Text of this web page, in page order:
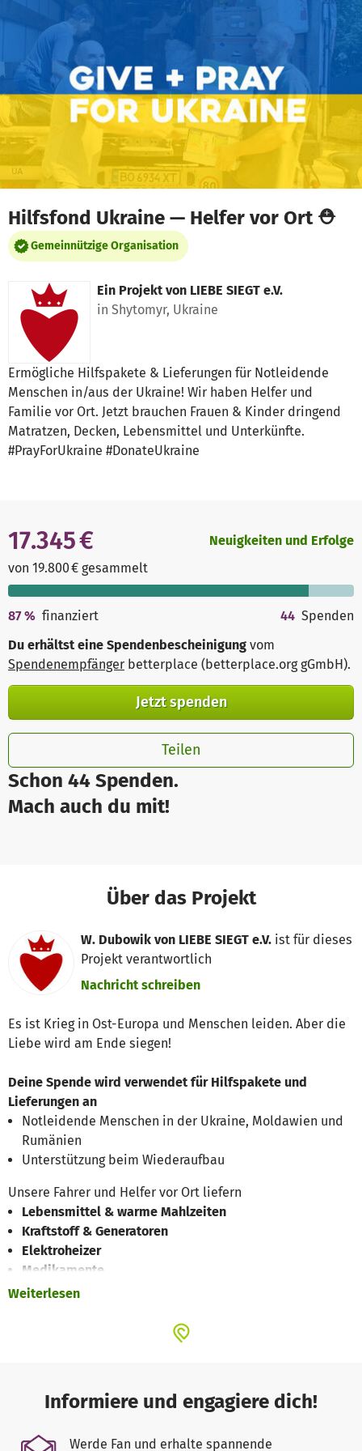
Zum Hauptinhalt springen
Erklärung zur Barrierefreiheit anzeigen
Hilfsfond Ukraine — Helfer vor Ort ⛑
Gemeinnützige Organisation
Ein Projekt von LIEBE SIEGT e.V.
in Shytomyr, Ukraine
Ermögliche Hilfspakete & Lieferungen für Notleidende
Menschen in/aus der Ukraine! Wir haben Helfer und
Familie vor Ort. Jetzt brauchen Frauen & Kinder dringend
Matratzen, Decken, Lebensmittel und Unterkünfte.
#PrayForUkraine #DonateUkraine
Schon 44 Spenden.
Mach auch du mit!
17.345 €
von 19.800 € gesammelt
Neuigkeiten und Erfolge
87% finanziert 44 Spenden
Du erhältst eine Spendenbescheinigung vom
Spendenempfänger betterplace (betterplace.org gGmbH).
Jetzt spenden
Teilen
Über das Projekt
W. Dubowik von LIEBE SIEGT e.V. ist für dieses
Projekt verantwortlich
Nachricht schreiben
Es ist Krieg in Ost-Europa und Menschen leiden. Aber die
Liebe wird am Ende siegen!
Deine Spende wird verwendet für Hilfspakete und
Lieferungen an
Notleidende Menschen in der Ukraine, Moldawien und
Rumänien
Unterstützung beim Wiederaufbau
Unsere Fahrer und Helfer vor Ort liefern
Lebensmittel & warme Mahlzeiten
Kraftstoff & Generatoren
Elektroheizer
Medikamente
Hygiene Artikel
Über LIEBE SIEGT e.V.
Weiterlesen
Informiere und engagiere dich!
Werde Fan und erhalte spannende